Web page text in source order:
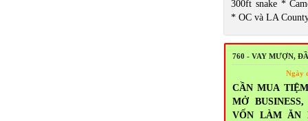
300ft snake *
* OC và LA
760 - VAY MƯỢN,
Ngày
CẦN MUA
MỞ
VỐN LÀM ĂN